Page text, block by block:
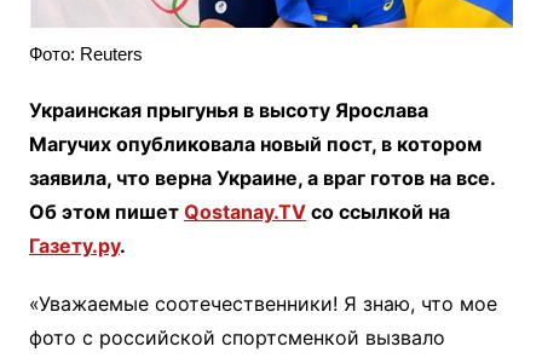
Фото: Reuters
Украинская прыгунья в высоту Ярослава
Магучих опубликовала новый пост, в котором
заявила, что верна Украине, а враг готов на все.
Об этом пишет Qostanay.TVсо ссылкой на
Газету.ру.
«Уважаемые соотечественники! Я знаю, что мое
фото с российской спортсменкой вызвало